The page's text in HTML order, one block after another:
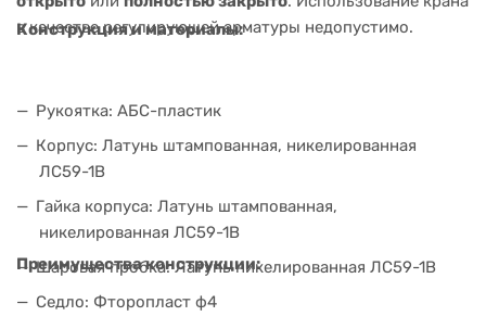
в качестве регулирующей арматуры недопустимо.
Конструкция и материалы:
Рукоятка: АБС-пластик
Корпус: Латунь штампованная, никелированная
ЛС59-1В
Гайка корпуса: Латунь штампованная,
никелированная ЛС59-1В
Шаровая пробка: Латунь никелированная ЛС59-1В
Седло: Фторопласт ф4
Преимущества конструкции: